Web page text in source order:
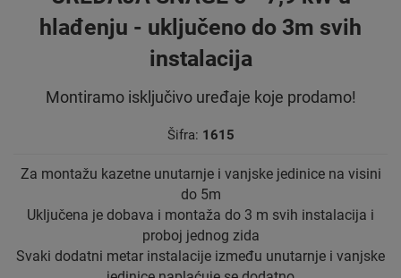
hlađenju - uključeno do 3m svih
instalacija
Montiramo isključivo uređaje koje prodamo!
Šifra: 1615
Za montažu kazetne unutarnje i vanjske jedinice na visini
do 5m
Uključena je dobava i montaža do 3 m svih instalacija i
proboj jednog zida
Svaki dodatni metar instalacije između unutarnje i vanjske